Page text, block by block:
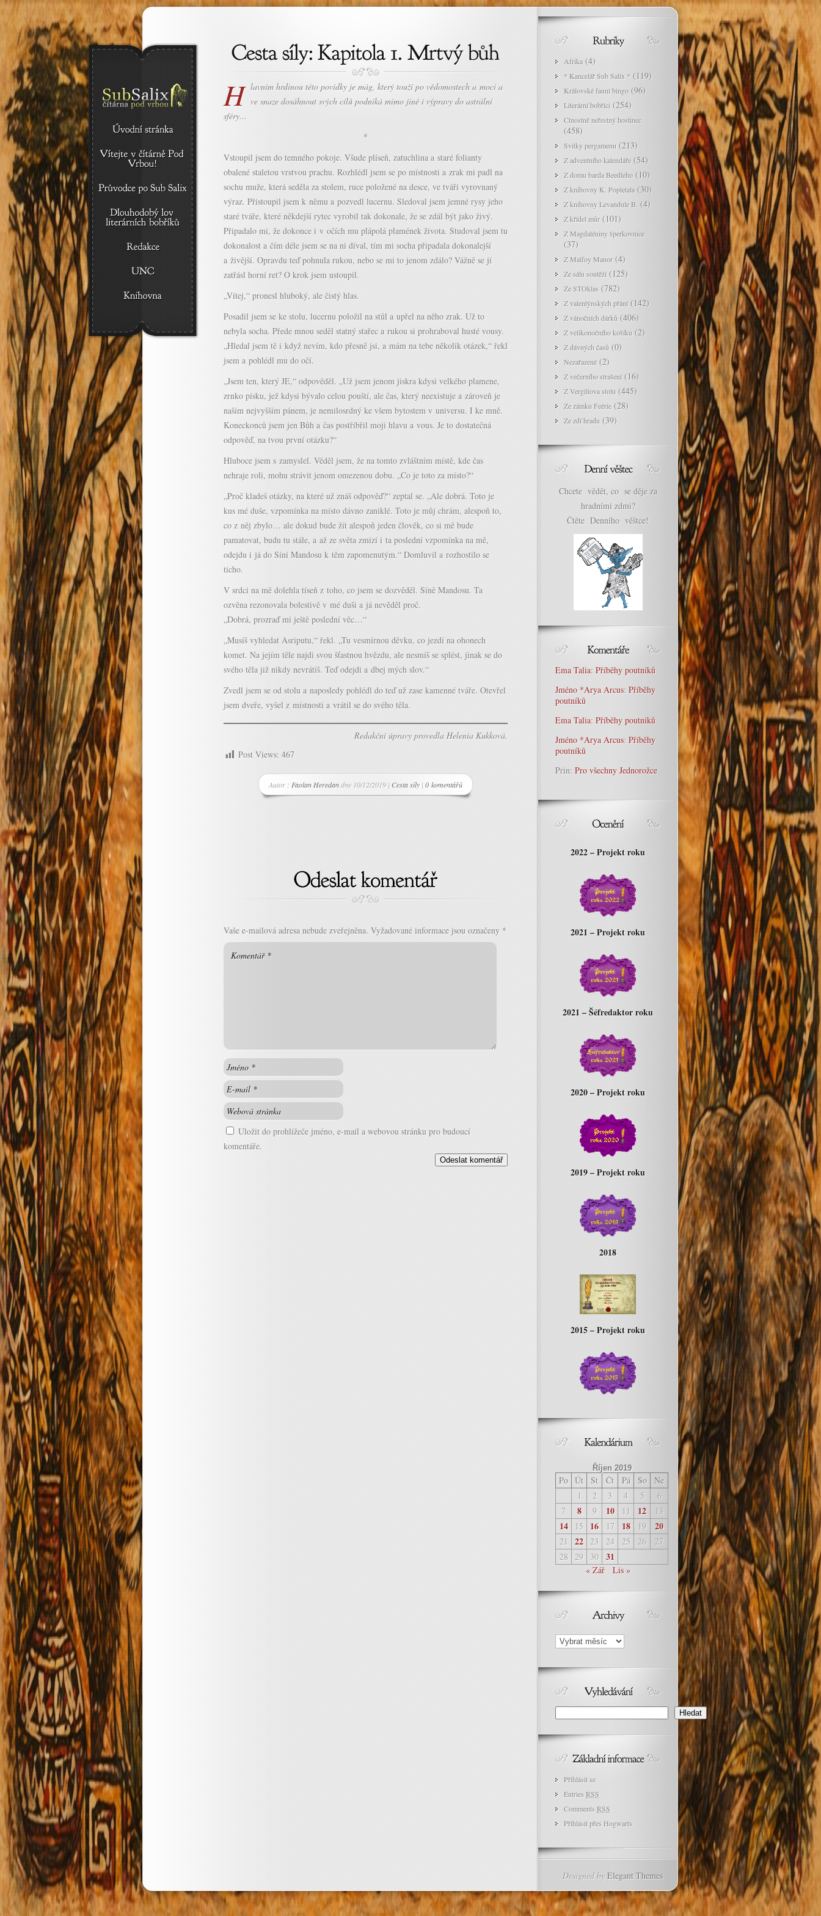
H lavním hrdinou této povídky je mág, který touží po vědomostech a moci a
ve snaze dosáhnout svých cílů podniká mimo jiné i výpravy do astrální
sféry…
*
Vstoupil jsem do temného pokoje. Všude plíseň, zatuchlina a staré folianty
obalené staletou vrstvou prachu. Rozhlédl jsem se po místnosti a zrak mi padl na
sochu muže, která seděla za stolem, ruce položené na desce, ve tváři vyrovnaný
výraz. Přistoupil jsem k němu a pozvedl lucernu. Sledoval jsem jemné rysy jeho
staré tváře, které někdejší rytec vyrobil tak dokonale, že se zdál být jako živý.
Připadalo mi, že dokonce i v očích mu plápolá plamének života. Studoval jsem tu
dokonalost a čím déle jsem se na ni díval, tím mi socha připadala dokonalejší
a živější. Opravdu teď pohnula rukou, nebo se mi to jenom zdálo? Vážně se jí
zatřásl horní ret? O krok jsem ustoupil.
„Vítej,“ pronesl hluboký, ale čistý hlas.
Posadil jsem se ke stolu, lucernu položil na stůl a upřel na něho zrak. Už to
nebyla socha. Přede mnou seděl statný stařec a rukou si prohraboval husté vousy.
„Hledal jsem tě i když nevím, kdo přesně jsi, a mám na tebe několik otázek,“ řekl
jsem a pohlédl mu do očí.
„Jsem ten, který JE,“ odpověděl. „Už jsem jenom jiskra kdysi velkého plamene,
zrnko písku, jež kdysi bývalo celou pouští, ale čas, který neexistuje a zároveň je
naším nejvyšším pánem, je nemilosrdný ke všem bytostem v universu. I ke mně.
Koneckonců jsem jen Bůh a čas postříbřil moji hlavu a vous. Je to dostatečná
odpověď, na tvou první otázku?“
Hluboce jsem s zamyslel. Věděl jsem, že na tomto zvláštním místě, kde čas
nehraje roli, mohu strávit jenom omezenou dobu. „Co je toto za místo?“
„Proč kladeš otázky, na které už znáš odpověď?“ zeptal se. „Ale dobrá. Toto je
kus mé duše, vzpomínka na místo dávno zaniklé. Toto je můj chrám, alespoň to,
co z něj zbylo… ale dokud bude žít alespoň jeden člověk, co si mě bude
pamatovat, budu tu stále, a až ze světa zmizí i ta poslední vzpomínka na mě,
odejdu i já do Síní Mandosu k těm zapomenutým.“ Domluvil a rozhostilo se
ticho.
V srdci na mě dolehla tíseň z toho, co jsem se dozvěděl. Síně Mandosu. Ta
ozvěna rezonovala bolestivě v mé duši a já nevěděl proč.
„Dobrá, prozraď mi ještě poslední věc…“
„Musíš vyhledat Asriputu,“ řekl. „Tu vesmírnou děvku, co jezdí na ohonech
komet. Na jejím těle najdi svou šťastnou hvězdu, ale nesmíš se splést, jinak se do
svého těla již nikdy nevrátíš. Teď odejdi a dbej mých slov.“
Zvedl jsem se od stolu a naposledy pohlédl do teď už zase kamenné tváře. Otevřel
jsem dveře, vyšel z místnosti a vrátil se do svého těla.
Redakční úpravy provedla Helenia Kukková.
Post Views: 467
Autor : Faolan Heredandne 10/12/2019 | Cesta síly| 0 komentářů
Vaše e-mailová adresa nebude zveřejněna. Vyžadované informace jsou označeny *
Uložit do prohlížeče jméno, e-mail a webovou stránku pro budoucí
komentáře.
Afrika (4)
* Kancelář Sub Salix * (119)
Královské fauní bingo(96)
Literární bobříci (254)
Ctnostně neřestný hostinec
(458)
Svitky pergamenu (213)
Z adventního kalendáře(54)
Z domu barda Beedleho(10)
Z knihovny K. Popletala(30)
Z knihovny Levandule B. (4)
Z křídel můr (101)
Z Magdaléniny šperkovnice
(37)
Z Malfoy Manor (4)
Ze sálu soutěží(125)
Ze STOklas (782)
Z valentýnských přání(142)
Z vánočních dárků (406)
Z velikonočního košíku (2)
Z dávných časů (0)
Nezařazené (2)
Z večerního strašení(16)
Z Vergiliova stolu (445)
Ze zámku Feérie (28)
Ze zdí hradu (39)
Chcete vědět, co se děje za
hradními zdmi?
Čtěte Denního věštce!
Ema Talia: Příběhy poutníků
Jméno *Arya Arcus: Příběhy
poutníků
Ema Talia: Příběhy poutníků
Jméno *Arya Arcus: Příběhy
poutníků
Prin: Pro všechny Jednorožce
2022 – Projekt roku
2021 – Projekt roku
2021 – Šéfredaktor roku
2020 – Projekt roku
2019 – Projekt roku
2018
2015 – Projekt roku
Říjen 2019
Po Út St Čt Pá So
Ne
1
2 3 4 5
6
7
8 9 10 11 12 13
14 15 16 17 18 19 20
21 22 23 24 25 26
27
28
29 30 31
« Zář Lis »
Archivy
Hledat
Přihlásit se
Entries RSS
Comments RSS
Přihlásit přes Hogwarts
Designed byElegant Themes